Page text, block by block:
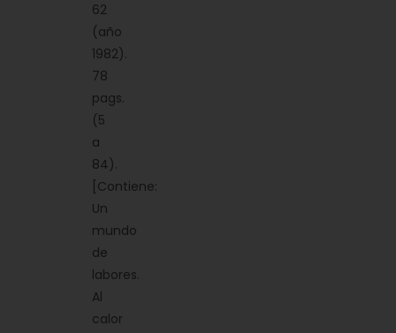
62
(año
1982).
78
pags.
(5
a
84).
[Contiene:
Un
mundo
de
labores.
Al
calor